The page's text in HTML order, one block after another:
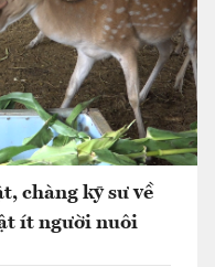
chàng kỹ sư về
ít người nuôi